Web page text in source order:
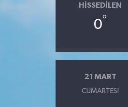
HISSEDILEN
0°
21 MART
CUMARTESI